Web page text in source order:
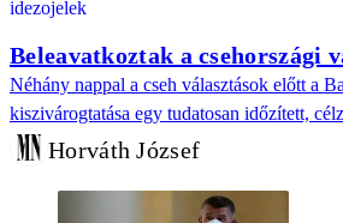
Beleavatkoztak a csehországi
Néhány nappal a cseh választások előtt a
kiszivárogtatása egy tudatosan időzített,
Horváth József